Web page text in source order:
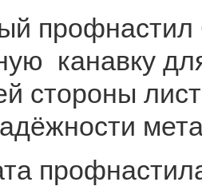
канавку
стороны